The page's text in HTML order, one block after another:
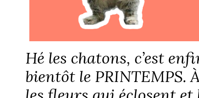
Hé les chatons, c’est
bientôt le PRINTEMPS.